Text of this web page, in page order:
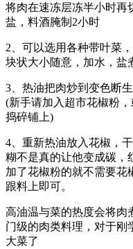
将肉在速冻层冻半小时再
盐，料酒腌制2小时
2、可以选用各种带叶菜
块状大小随意，加水，盐
3、热油把肉炒到变色断
(新手请加入超市花椒粉
捣碎铺上)
4、重新热油放入花椒，
糊不是真的让他变成碳，
加了花椒粉的就不需要花
跟料上即可。
高油温与菜的热度会将肉
门级的肉类料理，对于刚
大菜了